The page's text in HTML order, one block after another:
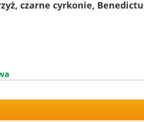
czarne cyrkonie,